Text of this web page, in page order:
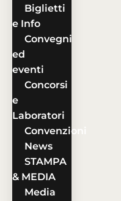
Biglietti
e Info
Convegni
ed
eventi
Concorsi
e
Laboratori
Convenzioni
News
STAMPA
& MEDIA
Media